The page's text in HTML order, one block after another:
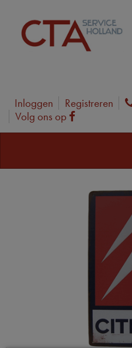
Inloggen Registreren
Volg ons op
Facebook